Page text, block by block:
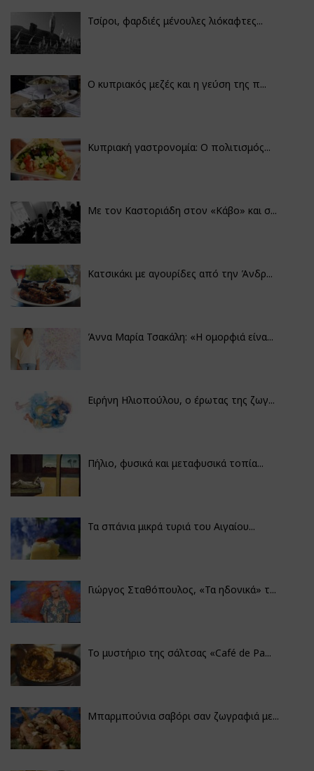
Τσίροι, φαρδιές μένουλες λιόκαφτες...
Ο κυπριακός μεζές και η γεύση της π...
Κυπριακή γαστρονομία: Ο πολιτισμός...
Με τον Καστοριάδη στον «Κάβο» και σ...
Κατσικάκι με αγουρίδες από την Άνδρ...
Άννα Μαρία Τσακάλη: «Η ομορφιά είνα...
Ειρήνη Ηλιοπούλου, ο έρωτας της ζωγ...
Πήλιο, φυσικά και μεταφυσικά τοπία...
Τα σπάνια μικρά τυριά του Αιγαίου...
Γιώργος Σταθόπουλος, «Τα ηδονικά» τ...
Το μυστήριο της σάλτσας «Café de Pa...
Μπαρμπούνια σαβόρι σαν ζωγραφιά με...